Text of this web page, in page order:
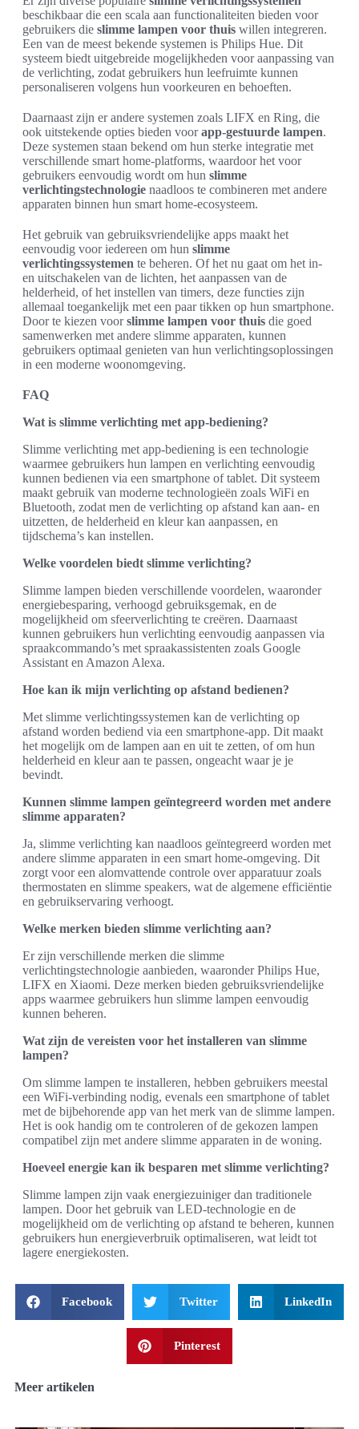
beschikbaar die een scala aan functionaliteiten bieden voor
gebruikers die slimme lampen voor thuis willen integreren.
Een van de meest bekende systemen is Philips Hue. Dit
systeem biedt uitgebreide mogelijkheden voor aanpassing van
de verlichting, zodat gebruikers hun leefruimte kunnen
personaliseren volgens hun voorkeuren en behoeften.
Daarnaast zijn er andere systemen zoals LIFX en Ring, die
ook uitstekende opties bieden voorapp-gestuurde lampen.
Deze systemen staan bekend om hun sterke integratie met
verschillende smart home-platforms, waardoor het voor
gebruikers eenvoudig wordt om hun slimme
verlichtingstechnologie naadloos te combineren met andere
apparaten binnen hun smart home-ecosysteem.
Het gebruik van gebruiksvriendelijke apps maakt het
eenvoudig voor iedereen om hun slimme
verlichtingssystemen te beheren. Of het nu gaat om het in-
en uitschakelen van de lichten, het aanpassen van de
helderheid, of het instellen van timers, deze functies zijn
allemaal toegankelijk met een paar tikken op hun smartphone.
Door te kiezen voorslimme lampen voor thuis die goed
samenwerken met andere slimme apparaten, kunnen
gebruikers optimaal genieten van hun verlichtingsoplossingen
in een moderne woonomgeving.
FAQ
Wat is slimme verlichting met app-bediening?
Slimme verlichting met app-bediening is een technologie
waarmee gebruikers hun lampen en verlichting eenvoudig
kunnen bedienen via een smartphone of tablet. Dit systeem
maakt gebruik van moderne technologieën zoals WiFi en
Bluetooth, zodat men de verlichting op afstand kan aan- en
uitzetten, de helderheid en kleur kan aanpassen, en
tijdschema’s kan instellen.
Welke voordelen biedt slimme verlichting?
Slimme lampen bieden verschillende voordelen, waaronder
energiebesparing, verhoogd gebruiksgemak, en de
mogelijkheid om sfeerverlichting te creëren. Daarnaast
kunnen gebruikers hun verlichting eenvoudig aanpassen via
spraakcommando’s met spraakassistenten zoals Google
Assistant en Amazon Alexa.
Hoe kan ik mijn verlichting op afstand bedienen?
Met slimme verlichtingssystemen kan de verlichting op
afstand worden bediend via een smartphone-app. Dit maakt
het mogelijk om de lampen aan en uit te zetten, of om hun
helderheid en kleur aan te passen, ongeacht waar je je
bevindt.
Kunnen slimme lampen geïntegreerd worden met andere
slimme apparaten?
Ja, slimme verlichting kan naadloos geïntegreerd worden met
andere slimme apparaten in een smart home-omgeving. Dit
zorgt voor een alomvattende controle over apparatuur zoals
thermostaten en slimme speakers, wat de algemene efficiëntie
en gebruikservaring verhoogt.
Welke merken bieden slimme verlichting aan?
Er zijn verschillende merken die slimme
verlichtingstechnologie aanbieden, waaronder Philips Hue,
LIFX en Xiaomi. Deze merken bieden gebruiksvriendelijke
apps waarmee gebruikers hun slimme lampen eenvoudig
kunnen beheren.
Wat zijn de vereisten voor het installeren van slimme
lampen?
Om slimme lampen te installeren, hebben gebruikers meestal
een WiFi-verbinding nodig, evenals een smartphone of tablet
met de bijbehorende app van het merk van de slimme lampen.
Het is ook handig om te controleren of de gekozen lampen
compatibel zijn met andere slimme apparaten in de woning.
Hoeveel energie kan ik besparen met slimme verlichting?
Slimme lampen zijn vaak energiezuiniger dan traditionele
lampen. Door het gebruik van LED-technologie en de
mogelijkheid om de verlichting op afstand te beheren, kunnen
gebruikers hun energieverbruik optimaliseren, wat leidt tot
lagere energiekosten.
Facebook Twitter LinkedIn
Pinterest
Meer artikelen